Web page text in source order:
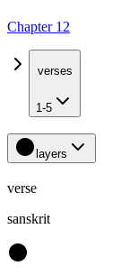
Chapter 12
verses
1-5
layers
verse
sanskrit